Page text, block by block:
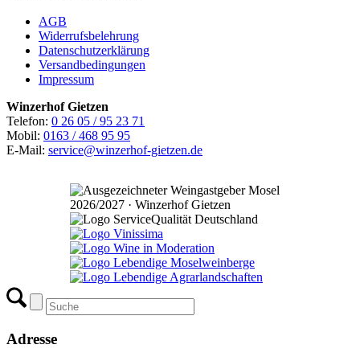
AGB
Widerrufsbelehrung
Datenschutzerklärung
Versandbedingungen
Impressum
Winzerhof Gietzen
Telefon: 0 26 05 / 95 23 71
Mobil: 0163 / 468 95 95
E-Mail: service@winzerhof-gietzen.de
Adresse